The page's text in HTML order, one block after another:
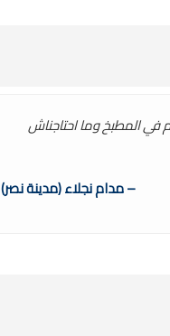
في المطبخ وما احتاجناش
– مدام نجلاء (مدينة نصر)